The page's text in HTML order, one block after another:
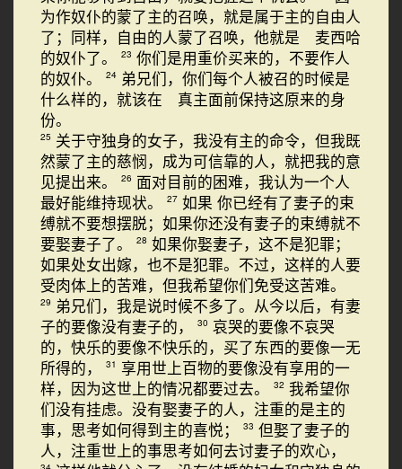
为作奴仆的蒙了主的召唤，就是属于主的自由人
了；同样，自由的人蒙了召唤，他就是 麦西哈
的奴仆了。
23 你们是用重价买来的，不要作人
的奴仆。
24 弟兄们，你们每个人被召的时候是
什么样的，就该在 真主面前保持这原来的身
份。
25 关于守独身的女子，我没有主的命令，但我既
然蒙了主的慈悯，成为可信靠的人，就把我的意
见提出来。
26 面对目前的困难，我认为一个人
最好能维持现状。
27 如果 你已经有了妻子的束
缚就不要想摆脱；如果你还没有妻子的束缚就不
要娶妻子了。
28 如果你娶妻子，这不是犯罪；
如果处女出嫁，也不是犯罪。不过，这样的人要
受肉体上的苦难，但我希望你们免受这苦难。
29 弟兄们，我是说时候不多了。从今以后，有妻
子的要像没有妻子的，
30 哀哭的要像不哀哭
的，快乐的要像不快乐的，买了东西的要像一无
所得的，
31 享用世上百物的要像没有享用的一
样，因为这世上的情况都要过去。
32 我希望你
们没有挂虑。没有娶妻子的人，注重的是主的
事，思考如何得到主的喜悦；
33 但娶了妻子的
人，注重世上的事思考如何去讨妻子的欢心，